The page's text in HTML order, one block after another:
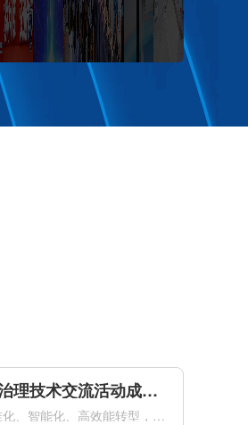
道路交通安全高效能治理技术交流活动成功举办
为推动道路交通治理向精准化、智能化、高效能转型，加快先进技术在交通安全治理中的落地应用。2026年4月21日下午，由公安部道路交通安全研究中心、中国道路交通安全协会共同主办的道路交通安全高效能治理技术交流活动在南京国际博览会议中心成功举办。来自公安交通管理部门、科研机构、高等院校及相关企业的专家代表...